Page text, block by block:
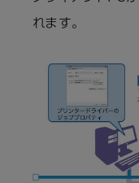
れます。